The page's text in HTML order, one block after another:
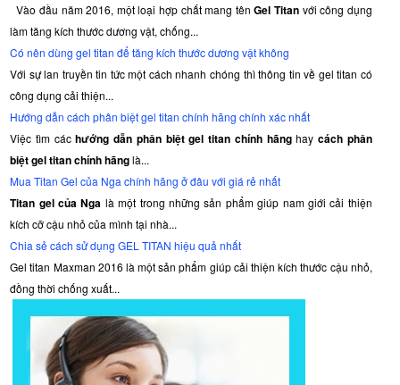
Vào đầu năm 2016, một loại hợp chất mang tênGel Titanvới công dụng
làm tăng kích thước dương vật, chống...
Có nên dùng gel titan để tăng kích thước dương vật không
Với sự lan truyền tin tức một cách nhanh chóng thì thông tin về gel titan có
công dụng cải thiện...
Hướng dẫn cách phân biệt gel titan chính hãng chính xác nhất
Việc tìm cáchướng dẫn phân biệt gel titan chính hãnghay cách phân
biệt gel titan chính hãnglà...
Mua Titan Gel của Nga chính hãng ở đâu với giá rẻ nhất
Titan gel của Nga là một trong những sản phẩm giúp nam giới cải thiện
kích cỡ cậu nhỏ của mình tại nhà...
Chia sẻ cách sử dụng GEL TITAN hiệu quả nhất
Gel titan Maxman 2016 là một sản phẩm giúp cải thiện kích thước cậu nhỏ,
đồng thời chống xuất...